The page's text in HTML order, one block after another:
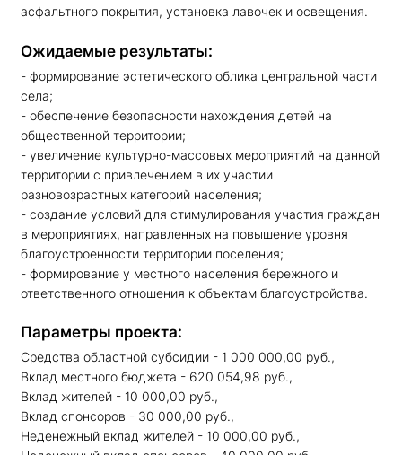
асфальтного покрытия, установка лавочек и освещения.
Ожидаемые результаты:
- формирование эстетического облика центральной части
села;
- обеспечение безопасности нахождения детей на
общественной территории;
- увеличение культурно-массовых мероприятий на данной
территории с привлечением в их участии
разновозрастных категорий населения;
- создание условий для стимулирования участия граждан
в мероприятиях, направленных на повышение уровня
благоустроенности территории поселения;
- формирование у местного населения бережного и
ответственного отношения к объектам благоустройства.
Параметры проекта:
Средства областной субсидии - 1 000 000,00 руб.,
Вклад местного бюджета - 620 054,98 руб.,
Вклад жителей - 10 000,00 руб.,
Вклад спонсоров - 30 000,00 руб.,
Неденежный вклад жителей - 10 000,00 руб.,